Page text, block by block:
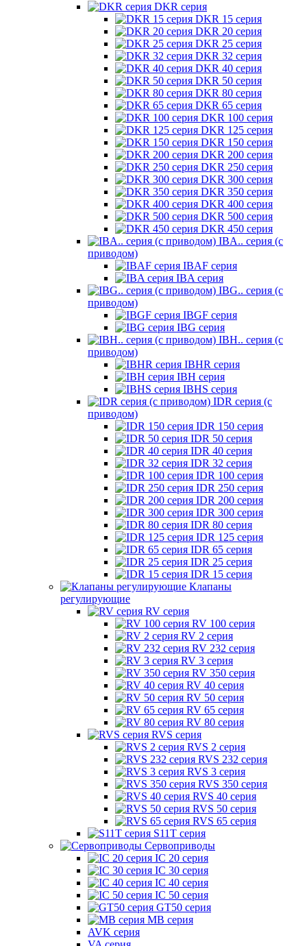
DKR серия
DKR 15 серия
DKR 20 серия
DKR 25 серия
DKR 32 серия
DKR 40 серия
DKR 50 серия
DKR 80 серия
DKR 65 серия
DKR 100 серия
DKR 125 серия
DKR 150 серия
DKR 200 серия
DKR 250 серия
DKR 300 серия
DKR 350 серия
DKR 400 серия
DKR 500 серия
DKR 450 серия
IBA.. серия (с
приводом)
IBAF серия
IBA серия
IBG.. серия (с
приводом)
IBGF серия
IBG серия
IBH.. серия (с
приводом)
IBHR серия
IBH серия
IBHS серия
IDR серия (с
приводом)
IDR 150 серия
IDR 50 серия
IDR 40 серия
IDR 32 серия
IDR 100 серия
IDR 250 серия
IDR 200 серия
IDR 300 серия
IDR 80 серия
IDR 125 серия
IDR 65 серия
IDR 25 серия
IDR 15 серия
Клапаны
регулирующие
RV серия
RV 100 серия
RV 2 серия
RV 232 серия
RV 3 серия
RV 350 серия
RV 40 серия
RV 50 серия
RV 65 серия
RV 80 серия
RVS серия
RVS 2 серия
RVS 232 серия
RVS 3 серия
RVS 350 серия
RVS 40 серия
RVS 50 серия
RVS 65 серия
S11T серия
Сервоприводы
IC 20 серия
IC 30 серия
IC 40 серия
IC 50 серия
GT50 серия
MB серия
AVK серия